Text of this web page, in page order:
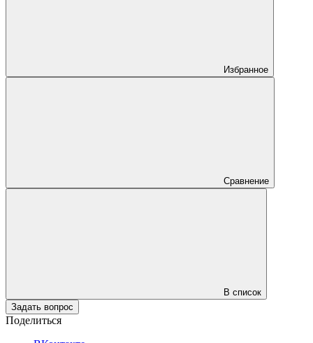
Избранное
Сравнение
В список
Задать вопрос
Поделиться